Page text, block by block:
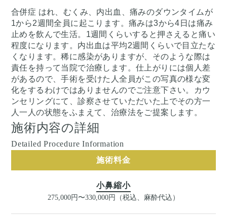
合併症 はれ、むくみ、内出血、痛みのダウンタイムが
1から2週間全員に起こります。痛みは3から4日は痛み
止めを飲んで生活。1週間くらいすると押さえると痛い
程度になります。内出血は平均2週間くらいで目立たな
くなります。稀に感染がありますが、そのような際は
責任を持って当院で治療します。仕上がりには個人差
があるので、手術を受けた人全員がこの写真の様な変
化をするわけではありませんのでご注意下さい。カウ
ンセリングにて、診察させていただいた上でその方一
人一人の状態をふまえて、治療法をご提案します。
施術内容の詳細
Detailed Procedure Information
施術料金
小鼻縮小
275,000円〜330,000円（税込、麻酔代込）